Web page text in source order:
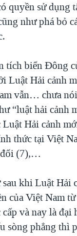
quyền sử dụng
như phá bỏ
tích biển Đông
Luật Hải cảnh
vẫn… chưa
“luật hải cảnh
Hải cảnh
thức tại Việt
đối (7),…
khi Luật Hải
của Việt Nam
cấp và nay là
sòng phẳng thì